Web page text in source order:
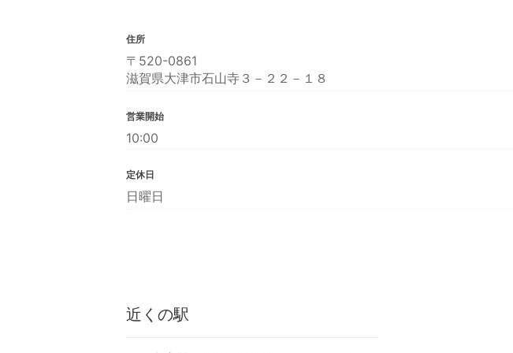
住所
〒520-0861
滋賀県大津市石山寺３－２２－１８
営業開始
10:00
定休日
日曜日
近くの駅